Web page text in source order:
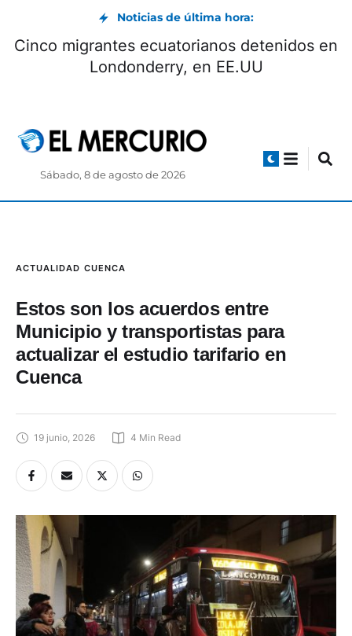
Noticias de última hora:
sentencia contra el exagente de
Germán Cáceres por el femicidio de
Estos son los acuerdos entre
Municipio y transportistas para
actualizar el estudio tarifario en
19 junio, 2026 4 Min Read